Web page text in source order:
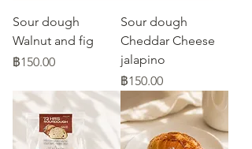
Sour dough
Walnut and fig
ราคา
฿150.00
Sour dough
Cheddar Cheese
jalapino
ราคา
฿150.00